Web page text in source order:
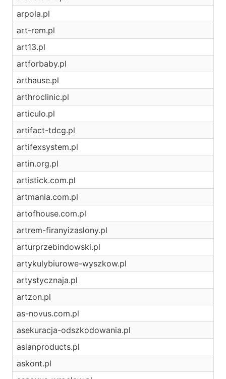
arpola.pl
art-rem.pl
art13.pl
artforbaby.pl
arthause.pl
arthroclinic.pl
articulo.pl
artifact-tdcg.pl
artifexsystem.pl
artin.org.pl
artistick.com.pl
artmania.com.pl
artofhouse.com.pl
artrem-firanyizaslony.pl
arturprzebindowski.pl
artykulybiurowe-wyszkow.pl
artystycznaja.pl
artzon.pl
as-novus.com.pl
asekuracja-odszkodowania.pl
asianproducts.pl
askont.pl